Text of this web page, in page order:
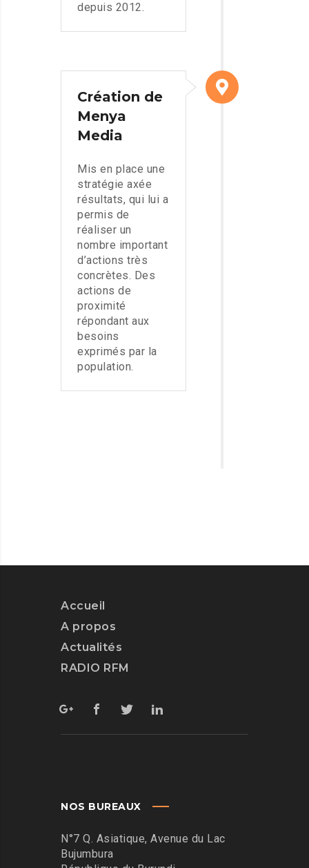
depuis 2012.
Création de
Menya
Media
Mis en place une
stratégie axée
résultats, qui lui a
permis de
réaliser un
nombre important
d’actions très
concrètes. Des
actions de
proximité
répondant aux
besoins
exprimés par la
population.
Accueil
A propos
Actualités
RADIO RFM
NOS BUREAUX
N°7 Q. Asiatique, Avenue du Lac
Bujumbura